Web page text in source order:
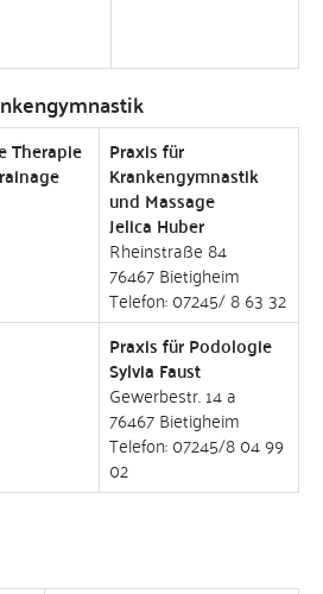
Therapie Praxis für
Krankengymnastik
und Massage
Jelica Huber
Rheinstraße 84
76467 Bietigheim
Telefon: 07245/ 8 63 32
Praxis für Podologie
Sylvia Faust
Gewerbestr. 14 a
76467 Bietigheim
Telefon: 07245/8 04 99
02